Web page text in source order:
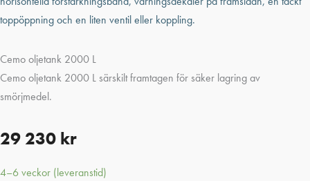
Cemo oljetank 2000 L
Cemo oljetank 2000 L särskilt framtagen för säker lagring av
smörjmedel.
29 230 kr
4–6 veckor (leveranstid)